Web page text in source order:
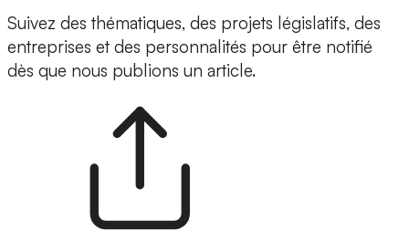
Suivez des thématiques, des projets législatifs, des
entreprises et des personnalités pour être notifié
dès que nous publions un article.